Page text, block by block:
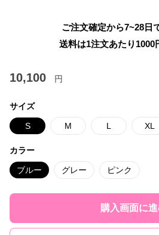
ご注文確定から7~28日
送料は1注文あたり 1000
10,100 円
サイズ
S M L XL
カラー
ブルー グレー ピンク
購入画面に